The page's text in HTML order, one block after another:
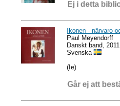
Ej i detta
Ikonen - närvaro
Paul Meyendorff
Danskt band, 2011
Svenska
(Ie)
Går ej att